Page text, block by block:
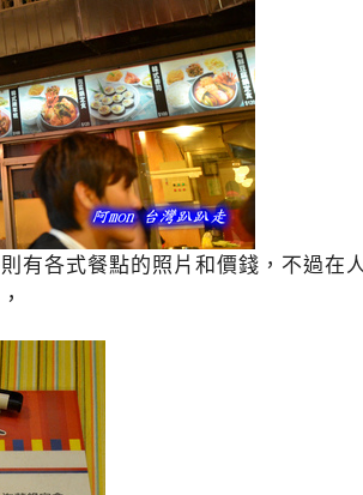
有各式餐點的照片和價錢，不過在